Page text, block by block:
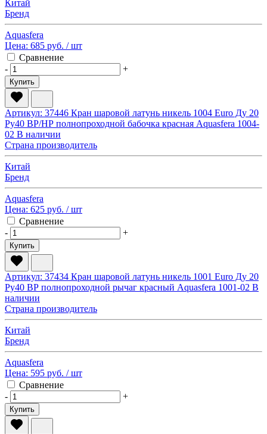
Китай
Бренд
Aquasfera
Цена: 685 руб. / шт
Сравнение
-
+
Купить
Артикул: 37446 Кран шаровой латунь никель 1004 Euro Ду 20
Ру40 ВР/НР полнопроходной бабочка красная Aquasfera 1004-
02 В наличии
Страна производитель
Китай
Бренд
Aquasfera
Цена: 625 руб. / шт
Сравнение
-
+
Купить
Артикул: 37434 Кран шаровой латунь никель 1001 Euro Ду 20
Ру40 ВР полнопроходной рычаг красный Aquasfera 1001-02 В
наличии
Страна производитель
Китай
Бренд
Aquasfera
Цена: 595 руб. / шт
Сравнение
-
+
Купить